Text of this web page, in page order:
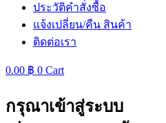
ประวัติคำสั่งซื้อ
แจ้งเปลี่ยน/คืน สินค้า
ติดต่อเรา
0.00 ฿ 0 Cart
กรุณาเข้าสู่ระบบ